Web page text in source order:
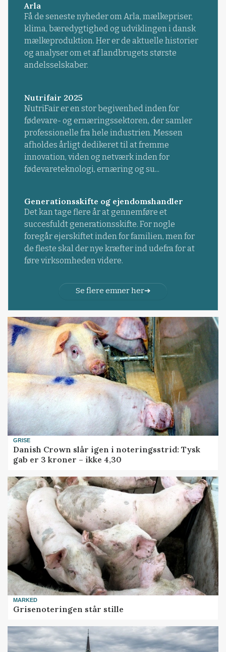
Arla
Få de seneste nyheder om Arla, mælkepriser,
klima, bæredygtighed og udviklingen i dansk
mælkeproduktion. Her er de aktuelle historier
og analyser om et af landbrugets største
andelsselskaber.
Nutrifair 2025
NutriFair er en stor begivenhed inden for
fødevare- og ernæringssektoren, der samler
professionelle fra hele industrien. Messen
afholdes årligt dedikeret til at fremme
innovation, viden og netværk inden for
fødevareteknologi, ernæring og su...
Generationsskifte og ejendomshandler
Det kan tage flere år at gennemføre et
succesfuldt generationsskifte. For nogle
foregår ejerskiftet inden for familien, men for
de fleste skal der nye kræfter ind udefra for at
føre virksomheden videre.
Se flere emner her
GRISE
Danish Crown slår igen i noteringsstrid: Tysk
gab er 3 kroner – ikke 4,30
MARKED
Grisenoteringen står stille